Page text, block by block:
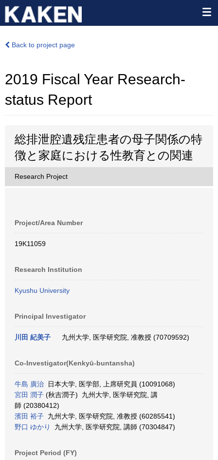
Back to project page
2019 Fiscal Year Research-
status Report
総排泄腔遺残症患者の母子関係の特
徴と家庭における性教育との関連
Research Project
Project/Area Number
19K11059
Research Institution
Kyushu University
Principal Investigator
川田 紀美子 九州大学, 医学研究院, 准教授 (70709592)
Co-Investigator(Kenkyū-buntansha)
牛島 廣治 日本大学, 医学部, 上席研究員 (10091068)
宮田 潤子 (秋吉潤子) 九州大学, 医学研究院, 講
師 (20380412)
濱田 裕子 九州大学, 医学研究院, 准教授 (60285541)
野口 ゆかり
九州大学, 医学研究院, 講師 (70304847)
Project Period (FY)